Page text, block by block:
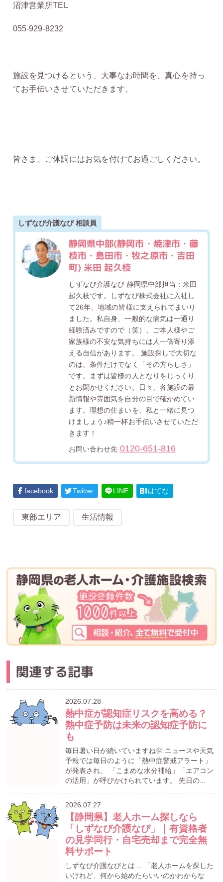
沼津営業所TEL
055-929-8232
施設を見つけるという、大事なお時間を、真心を持っ
てお手伝いさせていただきます。
皆さま、ご体調にはお気を付けてお過ごしください。
しずなび介護なび 相談員
静岡県中部(静岡市・焼津市・藤
枝市・島田市・牧之原市・吉田
町) 米田 起久枝
しずなび介護なび 静岡県中部担当：米田
起久枝です。しずなび株式会社に入社し
て26年、地域の皆様に支えられてまいり
ました。私自身、一般的な病気は一通り
経験済みですので（笑）、ご本人様やご
家族様の不安な気持ちには人一倍寄り添
える自信があります。 施設探しで大切な
のは、条件だけでなく「その方らしさ」
です。まずは皆様の人となりをじっくり
とお聞かせください。日々、各施設の最
新情報や雰囲気を自分の目で確かめてい
ます。理想の住まいを、私と一緒に見つ
けましょう♪精一杯お手伝いさせていただ
きます！
お問い合わせ先 0120-651-816
facebook Twitter LINE はてな
東部エリア 生活情報
関連する記事
2026.07.28
熱中症が認知症リスクを高める？
熱中症予防は未来の認知症予防に
も
毎日暑い日が続いていますね🌞 ニュースや天気
予報では毎日のように「熱中症警戒アラート」
が発表され、 「こまめな水分補給」「エアコン
の活用」が呼びかけられています。 先日の...
2026.07.27
【静岡県】老人ホーム探しなら
「しずなび介護なび」｜有資格者
の見学同行・自宅売却まで完全無
料サポート
しずなび介護なびとは… 「老人ホームを探した
いけれど、何から始めたらいいのかわからな